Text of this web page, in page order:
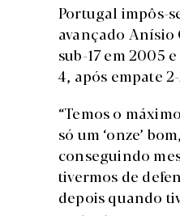
Portugal impôs-
avançado Anísio
sub-17 em 2005
4, após empate
“Temos o
só um ‘onze’
conseguindo
tivermos de
depois quando